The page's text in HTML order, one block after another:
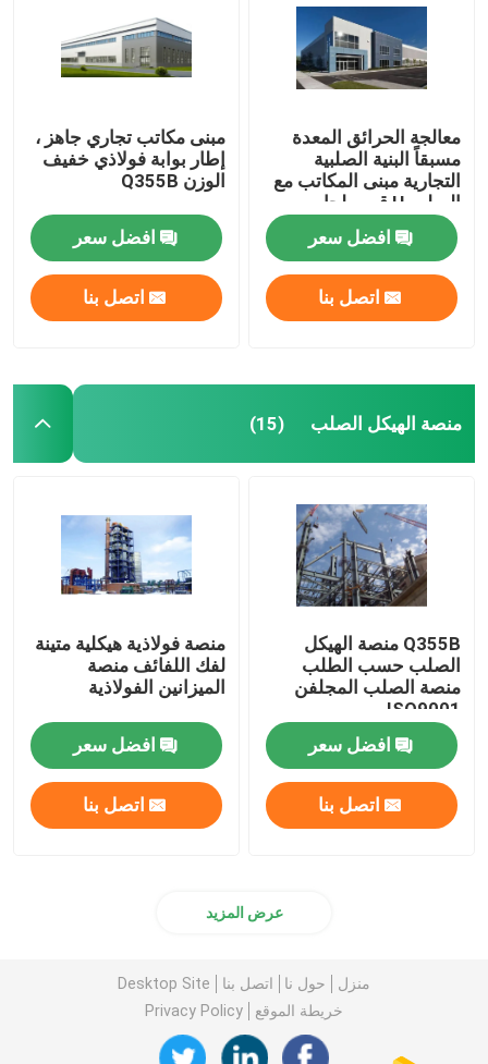
معالجة الحرائق المعدة
مسبقاً البنية الصلبية
التجارية مبنى المكاتب مع
الصلب H قسم لحام
افضل سعر
اتصل بنا
مبنى مكاتب تجاري جاهز ،
إطار بوابة فولاذي خفيف
الوزن Q355B
افضل سعر
اتصل بنا
منصة الهيكل الصلب (15)
Q355B منصة الهيكل
الصلب حسب الطلب
منصة الصلب المجلفن
ISO9001
افضل سعر
اتصل بنا
منصة فولاذية هيكلية متينة
لفك اللفائف منصة
الميزانين الفولاذية
افضل سعر
اتصل بنا
عرض المزيد
منزل حول نا اتصل بنا
Desktop Site
خريطة الموقع
Privacy Policy